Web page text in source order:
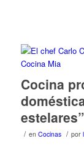
Cocina
estelares”
/ en Cocinas / por